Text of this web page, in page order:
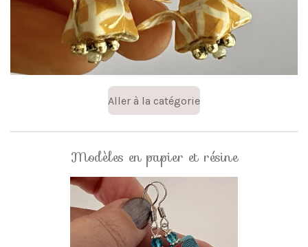
Aller à la catégorie
Modèles en papier et résine